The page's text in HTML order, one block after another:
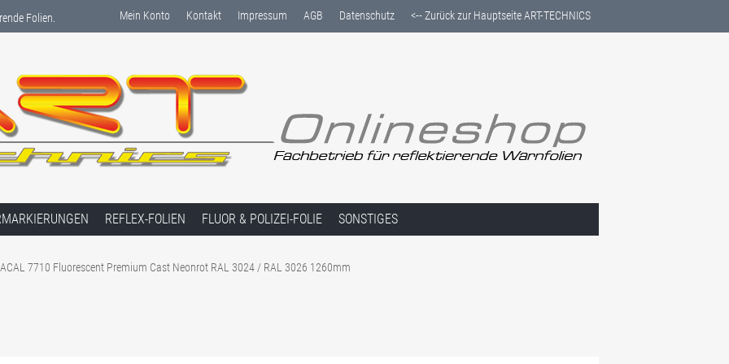
Folien. Mein Konto Kontakt Impressum AGB Datenschutz <-- Zurück zur Hauptseite ART-TECHNICS
REFLEX-FOLIEN FLUOR & POLIZEI-FOLIE SONSTIGES
7710 Fluorescent Premium Cast Neonrot RAL 3024 / RAL 3026 1260mm